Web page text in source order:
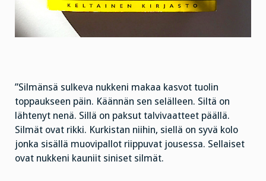
”Silmänsä sulkeva nukkeni makaa kasvot tuolin
toppaukseen päin. Käännän sen selälleen. Siltä on
lähtenyt nenä. Sillä on paksut talvivaatteet päällä.
Silmät ovat rikki. Kurkistan niihin, siellä on syvä kolo
jonka sisällä muovipallot riippuvat jousessa. Sellaiset
ovat nukkeni kauniit siniset silmät.